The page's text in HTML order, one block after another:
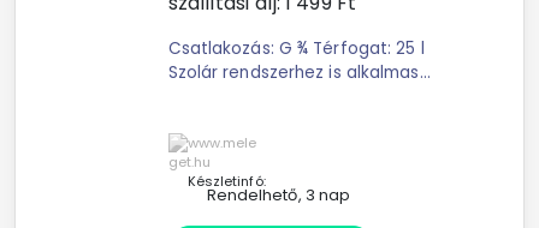
Csatlakozás: G ¾ Térfogat: 25 l
Szolár rendszerhez is alkalmas
Készletinfó:
Rendelhető, 3 nap